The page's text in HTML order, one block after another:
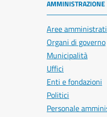
AMMINISTRAZIONE
Aree
Organi di governo
Municipalità
Uffici
Enti e fondazioni
Politici
Personale